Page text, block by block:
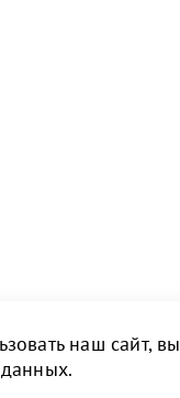
наш сайт, вы